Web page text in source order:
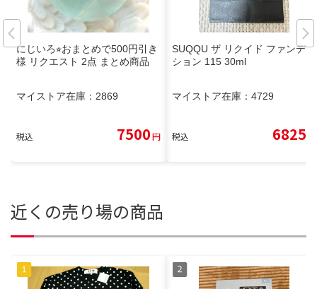
にじいろ⭐︎おまとめで500円引き
様 リクエスト 2点 まとめ商品
マイストア在庫： 2869
税込 7500円
SUQQU ザ リクイド ファンデー
ション 115 30ml
マイストア在庫： 4729
税込 6825
近くの売り場の商品